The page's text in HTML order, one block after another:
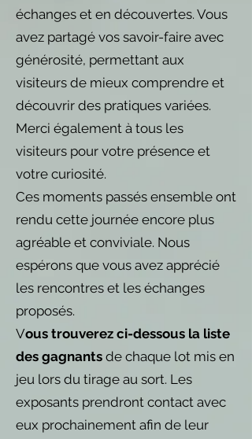
échanges et en découvertes. Vous
avez partagé vos savoir-faire avec
générosité, permettant aux
visiteurs de mieux comprendre et
découvrir des pratiques variées.
Merci également à tous les
visiteurs pour votre présence et
votre curiosité.
Ces moments passés ensemble ont
rendu cette journée encore plus
agréable et conviviale. Nous
espérons que vous avez apprécié
les rencontres et les échanges
proposés.
Vous trouverez ci-dessous la liste
des gagnants de chaque lot mis en
jeu lors du tirage au sort. Les
exposants prendront contact avec
eux prochainement afin de leur